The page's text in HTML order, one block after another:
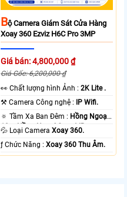
BỘ Camera Giám Sát Cửa Hàng
Xoay 360 Ezviz H6C Pro 3MP
Giá bán: 4,800,000 ₫
Giá Gốc: 6,200,000 ₫
️👀 Chất lượng hình Ảnh :2K Lite .
⚒ Camera Công nghệ : IP Wifi.
🔅 Tầm Xa Ban Đêm : Hồng Ngoại
10m Hồng Ngoại Smart IR.
💦 Loại CameraXoay 360.
️ƒ Chức Năng :Xoay 360 Thu Âm.